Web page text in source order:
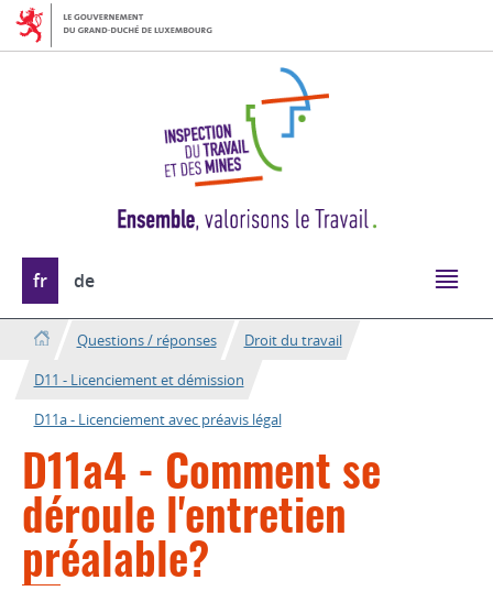
Aller
Aller
au
Changer
de
langue
fr de
Questions / réponses
Droit du travail
D11 - Licenciement et démission
D11a - Licenciement avec préavis légal
D11a4 - Comment se
déroule l'entretien
préalable?